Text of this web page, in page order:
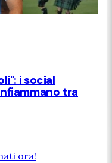
i social
tra
ora!